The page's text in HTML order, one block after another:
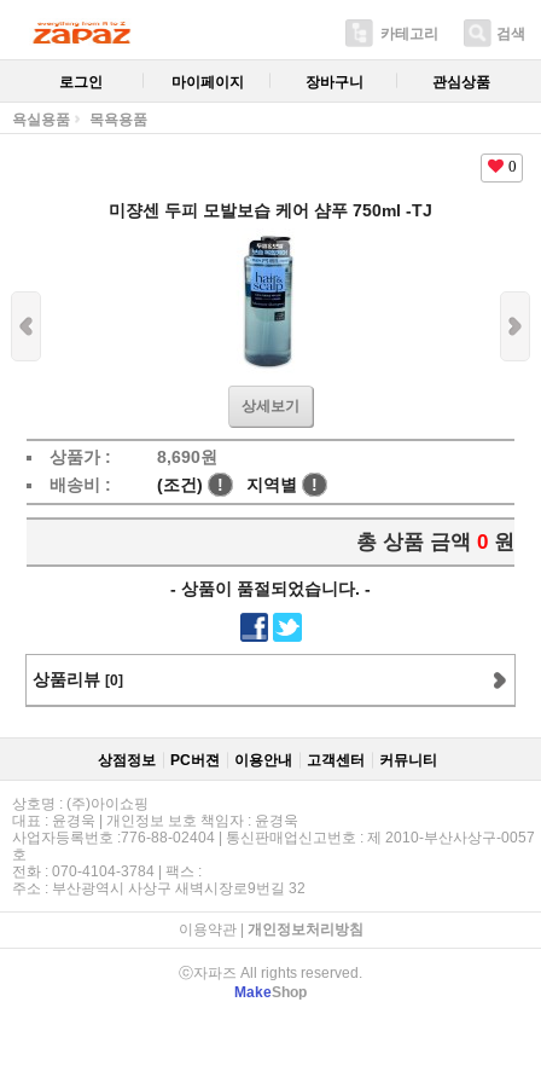
카테고리 검색
로그인 마이페이지 장바구니 관심상품
욕실용품 목욕용품
0
미쟝센 두피 모발보습 케어 샴푸 750ml -TJ
상세보기
상품가 : 8,690원
배송비 :
(조건) ! 지역별 !
총 상품 금액 0 원
- 상품이 품절되었습니다. -
상품리뷰 [0]
상점정보 PC버젼 이용안내 고객센터 커뮤니티
상호명 : (주)아이쇼핑
대표 : 윤경욱 | 개인정보 보호 책임자 : 윤경욱
사업자등록번호 :776-88-02404 | 통신판매업신고번호 : 제 2010-부산사상구-0057
호
전화 : 070-4104-3784 | 팩스 :
주소 : 부산광역시 사상구 새벽시장로9번길 32
이용약관| 개인정보처리방침
ⓒ자파즈 All rights reserved.
MakeShop